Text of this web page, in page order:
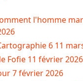
l'homme
6 11
Fofie 11 février 2026
7 février 2026